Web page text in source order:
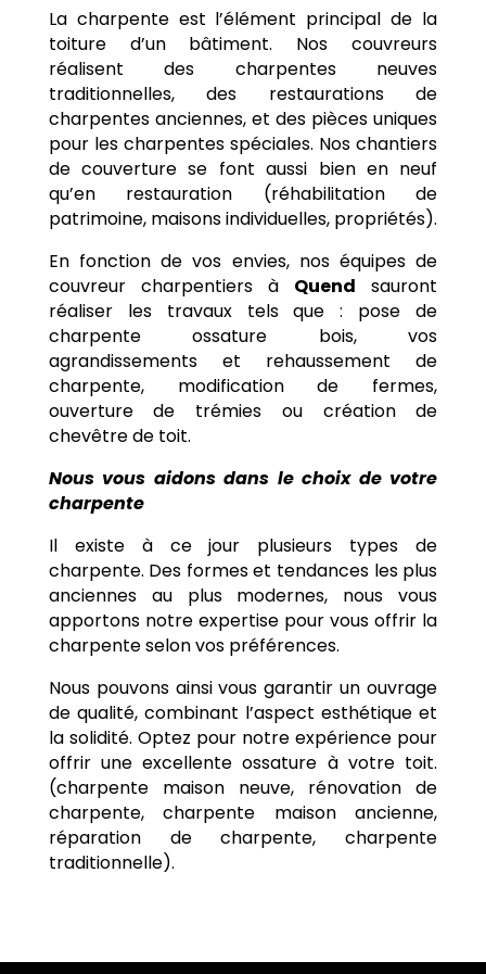
La charpente est l’élément principal de la
toiture d’un bâtiment. Nos couvreurs
réalisent des charpentes neuves
traditionnelles, des restaurations de
charpentes anciennes, et des pièces uniques
pour les charpentes spéciales. Nos chantiers
de couverture se font aussi bien en neuf
qu’en restauration (réhabilitation de
patrimoine, maisons individuelles, propriétés).
En fonction de vos envies, nos équipes de
couvreur charpentiers à Quend sauront
réaliser les travaux tels que : pose de
charpente ossature bois, vos
agrandissements et rehaussement de
charpente, modification de fermes,
ouverture de trémies ou création de
chevêtre de toit.
Nous vous aidons dans le choix de votre
charpente
Il existe à ce jour plusieurs types de
charpente. Des formes et tendances les plus
anciennes au plus modernes, nous vous
apportons notre expertise pour vous offrir la
charpente selon vos préférences.
Nous pouvons ainsi vous garantir un ouvrage
de qualité, combinant l’aspect esthétique et
la solidité. Optez pour notre expérience pour
offrir une excellente ossature à votre toit.
(charpente maison neuve, rénovation de
charpente, charpente maison ancienne,
réparation de charpente, charpente
traditionnelle).